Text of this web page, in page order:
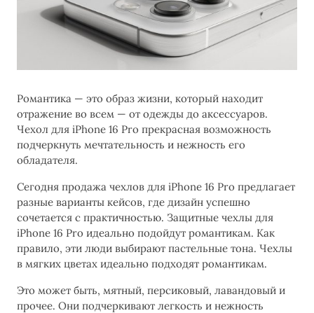
Романтика — это образ жизни, который находит
отражение во всем — от одежды до аксессуаров.
Чехол для iPhone 16 Pro прекрасная возможность
подчеркнуть мечтательность и нежность его
обладателя.
Сегодня продажа чехлов для iPhone 16 Pro предлагает
разные варианты кейсов, где дизайн успешно
сочетается с практичностью. Защитные чехлы для
iPhone 16 Pro идеально подойдут романтикам. Как
правило, эти люди выбирают пастельные тона. Чехлы
в мягких цветах идеально подходят романтикам.
Это может быть, мятный, персиковый, лавандовый и
прочее. Они подчеркивают легкость и нежность